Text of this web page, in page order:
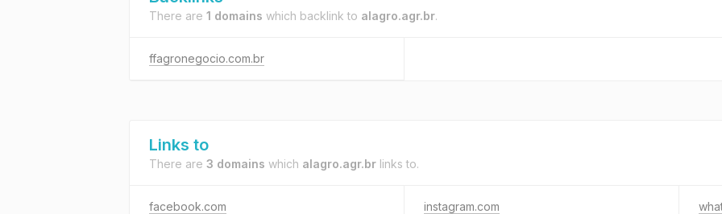
There are 1 domains which backlink to alagro.agr.br.
ffagronegocio.com.br
Links to
There are 3 domains which alagro.agr.br links to.
facebook.com instagram.com